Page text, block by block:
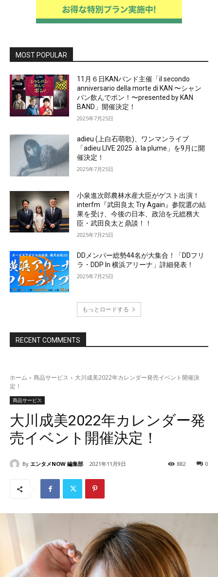
MOST POPULAR
11月６日KANバンド主催「il secondo
anniversario della morte di KAN 〜シャン
パン飲んでポン！〜presented by KAN
BAND」開催決定！
2025年7月25日
adieu (上白石萌歌)、ワンマンライブ
「adieu LIVE 2025 à la plume」を9月に開
催決定！
2025年7月25日
小泉進次郎農林水産大臣がゲスト出演！
interfm『武田良太 Try Again』参院選の結
果を受け、今後の日本、政治を元総務大
臣・武田良太と鼎談！！
2025年7月25日
DDメンバー総勢44名が大集合！「DDフリ
ラ・DDP In 横浜アリーナ」詳細発表！
2025年7月25日
もっとロードする
RECENT COMMENTS